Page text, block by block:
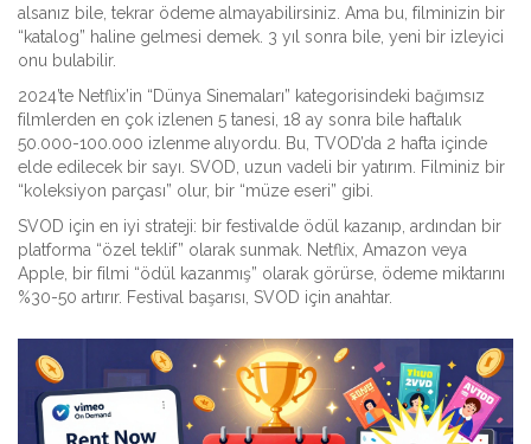
alsanız bile, tekrar ödeme almayabilirsiniz. Ama bu, filminizin bir
“katalog” haline gelmesi demek. 3 yıl sonra bile, yeni bir izleyici
onu bulabilir.
2024’te Netflix’in “Dünya Sinemaları” kategorisindeki bağımsız
filmlerden en çok izlenen 5 tanesi, 18 ay sonra bile haftalık
50.000-100.000 izlenme alıyordu. Bu, TVOD’da 2 hafta içinde
elde edilecek bir sayı. SVOD, uzun vadeli bir yatırım. Filminiz bir
“koleksiyon parçası” olur, bir “müze eseri” gibi.
SVOD için en iyi strateji: bir festivalde ödül kazanıp, ardından bir
platforma “özel teklif” olarak sunmak. Netflix, Amazon veya
Apple, bir filmi “ödül kazanmış” olarak görürse, ödeme miktarını
%30-50 artırır. Festival başarısı, SVOD için anahtar.